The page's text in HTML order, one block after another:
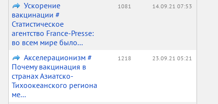
Ускорение
вакцинации #
Статистическое
агентство France-Presse:
во всем мире было...
1081 14.09.21 07:53
Акселерационизм #
Почему вакцинация в
странах Азиатско-
Тихоокеанского региона
ме...
1218 23.09.21 05:21